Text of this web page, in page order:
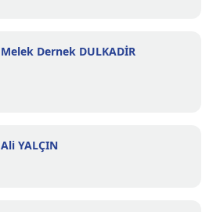
Melek Dernek DULKADİR
Ali YALÇIN